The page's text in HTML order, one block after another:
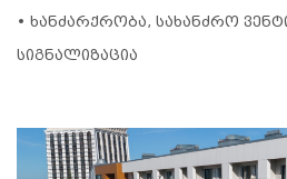
• ხანძარქრობა, სახანძრო
სიგნალიზაცია